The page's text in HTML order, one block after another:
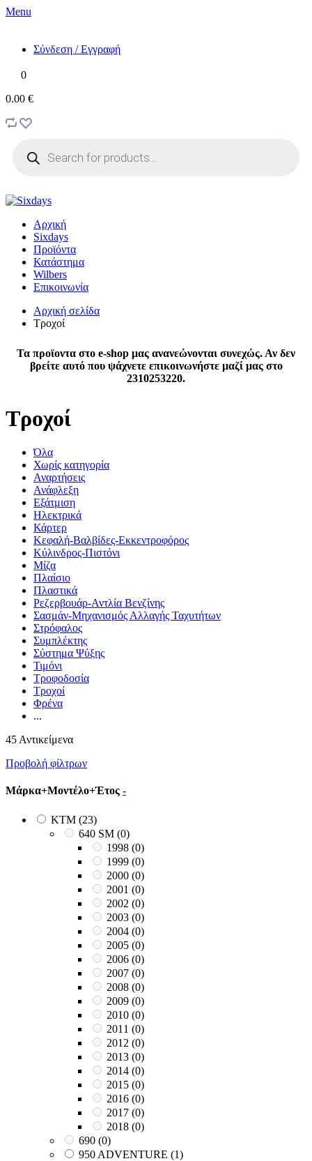
Menu
Σύνδεση / Εγγραφή
0
0.00 €
search
Αρχική
Sixdays
Προϊόντα
Κατάστημα
Wilbers
Επικοινωνία
Αρχική σελίδα
Τροχοί
Τα προϊοντα στο e-shop μας ανανεώνονται συνεχώς. Αν δεν
βρείτε αυτό που ψάχνετε επικοινωνήστε μαζί μας στο
2310253220.
Τροχοί
Όλα
Χωρίς κατηγορία
Αναρτήσεις
Ανάφλεξη
Εξάτμιση
Ηλεκτρικά
Κάρτερ
Κεφαλή-Βαλβίδες-Εκκεντροφόρος
Κύλινδρος-Πιστόνι
Μίζα
Πλαίσιο
Πλαστικά
Ρεζερβουάρ-Αντλία Βενζίνης
Σασμάν-Μηχανισμός Αλλαγής Ταχυτήτων
Στρόφαλος
Συμπλέκτης
Σύστημα Ψύξης
Τιμόνι
Τροφοδοσία
Τροχοί
Φρένα
...
45 Αντικείμενα
Προβολή φίλτρων
Μάρκα+Μοντέλο+Έτος -
KTM (23)
640 SM (0)
1998 (0)
1999 (0)
2000 (0)
2001 (0)
2002 (0)
2003 (0)
2004 (0)
2005 (0)
2006 (0)
2007 (0)
2008 (0)
2009 (0)
2010 (0)
2011 (0)
2012 (0)
2013 (0)
2014 (0)
2015 (0)
2016 (0)
2017 (0)
2018 (0)
690 (0)
950 ADVENTURE (1)